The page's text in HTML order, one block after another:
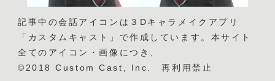
記事中の会話アイコンは３Dキャラメイクアプリ
「カスタムキャスト」で作成しています。本サイト
全てのアイコン・画像につき、
©2018 Custom Cast, Inc. 再利用禁止